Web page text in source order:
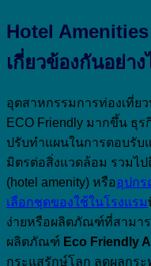
Hotel Amenities
เกี่ยวข้องกันอย่าง
อุตสาหกรรมการท่องเที่
ECO Friendly มากขึ้น ธุ
ปรับทำแผนในการตอบรับ
มิตรต่อสิ่งแวดล้อม รวมไ
(hotel amenity) หรืออุปกร
เลือกชุดของใช้ในโรงแรม
ง่ายหรือผลิตภัณฑ์ที่สามาร
ผลิตภัณฑ์ Eco Friendly
กระแสรักษ์โลก ลดผลกร